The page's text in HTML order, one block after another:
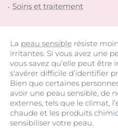
Soins et traitement
La peau sensible résiste
irritantes. Si vous avez une
vous savez qu’elle peut être
s'avérer difficile d’identifier
Bien que certaines
avoir une peau sensible, de
externes, tels que le climat,
chaude et les produits
sensibiliser votre peau.